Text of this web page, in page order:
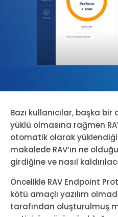
Bazı kullanıcılar, başka
yüklü olmasına rağmen
otomatik olarak
makalede RAV’ın ne
girdiğine ve nasıl
Öncelikle RAV Endpoint
kötü amaçlı yazılım
tarafından oluşturulmuş